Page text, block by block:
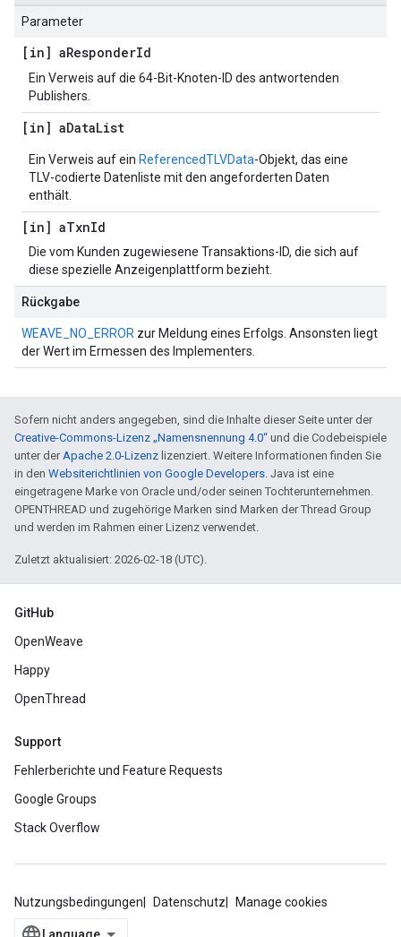
Parameter
[in] aResponderId
Ein Verweis auf die 64-Bit-Knoten-ID des antwortenden
Publishers.
[in] aDataList
Ein Verweis auf ein ReferencedTLVData-Objekt, das eine
TLV-codierte Datenliste mit den angeforderten Daten
enthält.
[in] aTxnId
Die vom Kunden zugewiesene Transaktions-ID, die sich auf
diese spezielle Anzeigenplattform bezieht.
Rückgabe
WEAVE_NO_ERROR zur Meldung eines Erfolgs. Ansonsten liegt
der Wert im Ermessen des Implementers.
Sofern nicht anders angegeben, sind die Inhalte dieser Seite unter der
Creative-Commons-Lizenz „Namensnennung 4.0“ und die Codebeispiele
unter derApache 2.0-Lizenz lizenziert. Weitere Informationen finden Sie
in den Websiterichtlinien von Google Developers. Java ist eine
eingetragene Marke von Oracle und/oder seinen Tochterunternehmen.
OPENTHREAD und zugehörige Marken sind Marken der Thread Group
und werden im Rahmen einer Lizenz verwendet.
Zuletzt aktualisiert: 2026-02-18 (UTC).
GitHub
OpenWeave
Happy
OpenThread
Support
Fehlerberichte und Feature Requests
Google Groups
Stack Overflow
Nutzungsbedingungen Datenschutz Manage cookies